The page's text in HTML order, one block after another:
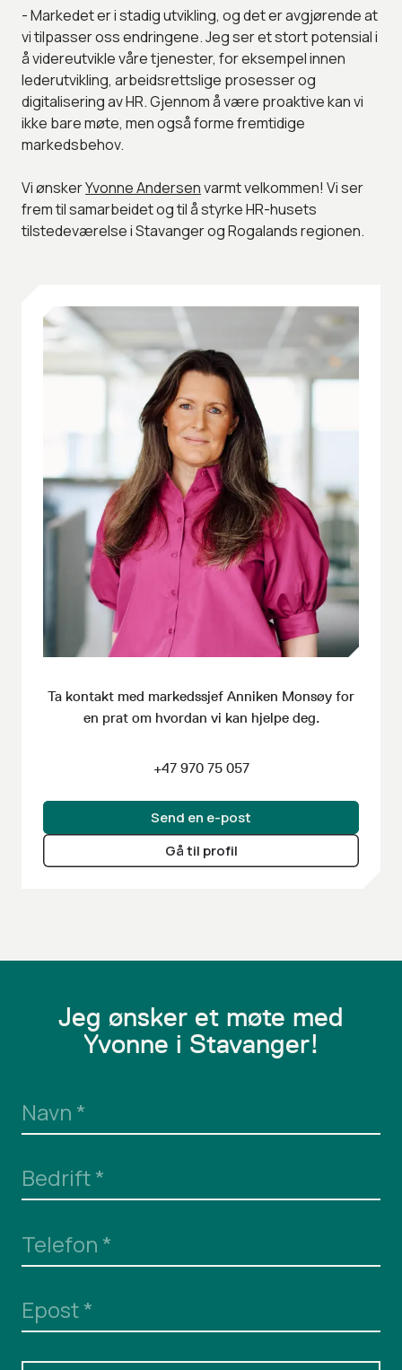
Ta kontakt med markedssjef Anniken Monsøy for
en prat om hvordan vi kan hjelpe deg.
+47 970 75 057
Send en e-post
Gå til profil
- Markedet er i stadig utvikling, og det er avgjørende at
vi tilpasser oss endringene. Jeg ser et stort potensial i
å videreutvikle våre tjenester, for eksempel innen
lederutvikling, arbeidsrettslige prosesser og
digitalisering av HR. Gjennom å være proaktive kan vi
ikke bare møte, men også forme fremtidige
markedsbehov.
Vi ønskerYvonne Andersenvarmt velkommen! Vi ser
frem til samarbeidet og til å styrke HR-husets
tilstedeværelse i Stavanger og Rogalands regionen.
Jeg ønsker et møte med
Yvonne i Stavanger!
Navn *
Bedrift*
Telefon *
Epost*